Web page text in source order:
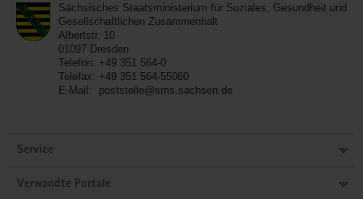
Sächsisches Staatsministerium für Soziales, Gesundheit und
Gesellschaftlichen Zusammenhalt
Albertstr. 10
01097 Dresden
Telefon: +49 351 564-0
Telefax: +49 351 564-55060
E-Mail:
poststelle@sms.sachsen.de
Service
Verwandte Portale